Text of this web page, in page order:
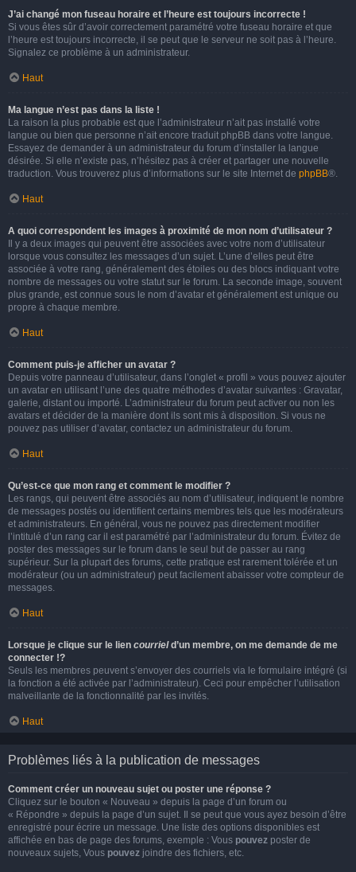
J’ai changé mon fuseau horaire et l’heure est toujours incorrecte !
Si vous êtes sûr d’avoir correctement paramétré votre fuseau horaire et que
l’heure est toujours incorrecte, il se peut que le serveur ne soit pas à l’heure.
Signalez ce problème à un administrateur.
Haut
Ma langue n’est pas dans la liste !
La raison la plus probable est que l’administrateur n’ait pas installé votre
langue ou bien que personne n’ait encore traduit phpBB dans votre langue.
Essayez de demander à un administrateur du forum d’installer la langue
désirée. Si elle n’existe pas, n’hésitez pas à créer et partager une nouvelle
traduction. Vous trouverez plus d’informations sur le site Internet de phpBB®.
Haut
A quoi correspondent les images à proximité de mon nom d’utilisateur ?
Il y a deux images qui peuvent être associées avec votre nom d’utilisateur
lorsque vous consultez les messages d’un sujet. L’une d’elles peut être
associée à votre rang, généralement des étoiles ou des blocs indiquant votre
nombre de messages ou votre statut sur le forum. La seconde image, souvent
plus grande, est connue sous le nom d’avatar et généralement est unique ou
propre à chaque membre.
Haut
Comment puis-je afficher un avatar ?
Depuis votre panneau d’utilisateur, dans l’onglet « profil » vous pouvez ajouter
un avatar en utilisant l’une des quatre méthodes d’avatar suivantes : Gravatar,
galerie, distant ou importé. L’administrateur du forum peut activer ou non les
avatars et décider de la manière dont ils sont mis à disposition. Si vous ne
pouvez pas utiliser d’avatar, contactez un administrateur du forum.
Haut
Qu’est-ce que mon rang et comment le modifier ?
Les rangs, qui peuvent être associés au nom d’utilisateur, indiquent le nombre
de messages postés ou identifient certains membres tels que les modérateurs
et administrateurs. En général, vous ne pouvez pas directement modifier
l’intitulé d’un rang car il est paramétré par l’administrateur du forum. Évitez de
poster des messages sur le forum dans le seul but de passer au rang
supérieur. Sur la plupart des forums, cette pratique est rarement tolérée et un
modérateur (ou un administrateur) peut facilement abaisser votre compteur de
messages.
Haut
Lorsque je clique sur le lien courrield’un membre, on me demande de me
connecter !?
Seuls les membres peuvent s’envoyer des courriels via le formulaire intégré (si
la fonction a été activée par l’administrateur). Ceci pour empêcher l’utilisation
malveillante de la fonctionnalité par les invités.
Haut
Problèmes liés à la publication de messages
Comment créer un nouveau sujet ou poster une réponse ?
Cliquez sur le bouton « Nouveau » depuis la page d’un forum ou
« Répondre » depuis la page d’un sujet. Il se peut que vous ayez besoin d’être
enregistré pour écrire un message. Une liste des options disponibles est
affichée en bas de page des forums, exemple : Vous pouvez poster de
nouveaux sujets, Vous pouvez joindre des fichiers, etc.